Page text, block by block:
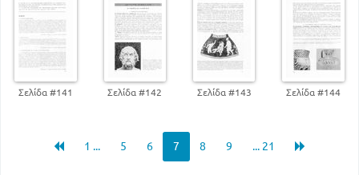
Σελίδα #141 Σελίδα #142 Σελίδα #143 Σελίδα #144
1 ... 5 6 7 8 9 ... 21